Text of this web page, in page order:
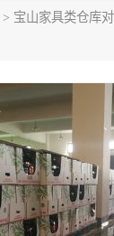
> 宝山家具类仓库
上海仓
上海托
上海仓
上海电